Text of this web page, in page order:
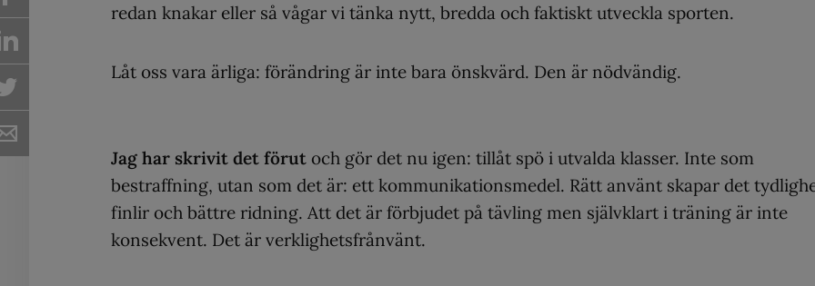
redan knakar eller så vågar vi tänka nytt, bredda och faktiskt utveckla sporten.
Låt oss vara ärliga: förändring är inte bara önskvärd. Den är nödvändig.
Jag har skrivit det förut och gör det nu igen: tillåt spö i utvalda klasser. Inte som
bestraffning, utan som det är: ett kommunikationsmedel. Rätt använt skapar det
finlir och bättre ridning. Att det är förbjudet på tävling men självklart i träning är inte
konsekvent. Det är verklighetsfrånvänt.